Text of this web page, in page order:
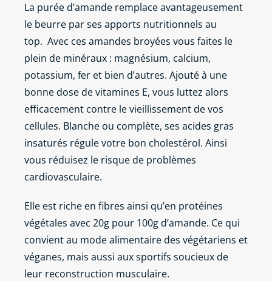
La purée d’amande remplace avantageusement
le beurre par ses apports nutritionnels au
top. Avec ces amandes broyées vous faites le
plein de minéraux : magnésium, calcium,
potassium, fer et bien d’autres. Ajouté à une
bonne dose de vitamines E, vous luttez alors
efficacement contre le vieillissement de vos
cellules. Blanche ou complète, ses acides gras
insaturés régule votre bon cholestérol. Ainsi
vous réduisez le risque de problèmes
cardiovasculaire.
Elle est riche en fibres ainsi qu’en protéines
végétales avec 20g pour 100g d’amande. Ce qui
convient au mode alimentaire des végétariens et
véganes, mais aussi aux sportifs soucieux de
leur reconstruction musculaire.